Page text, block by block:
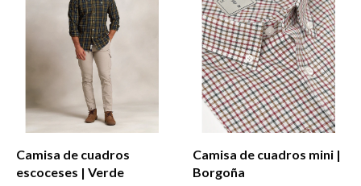
Camisa de cuadros
escoceses | Verde
Camisa de cuadros mini |
Borgoña